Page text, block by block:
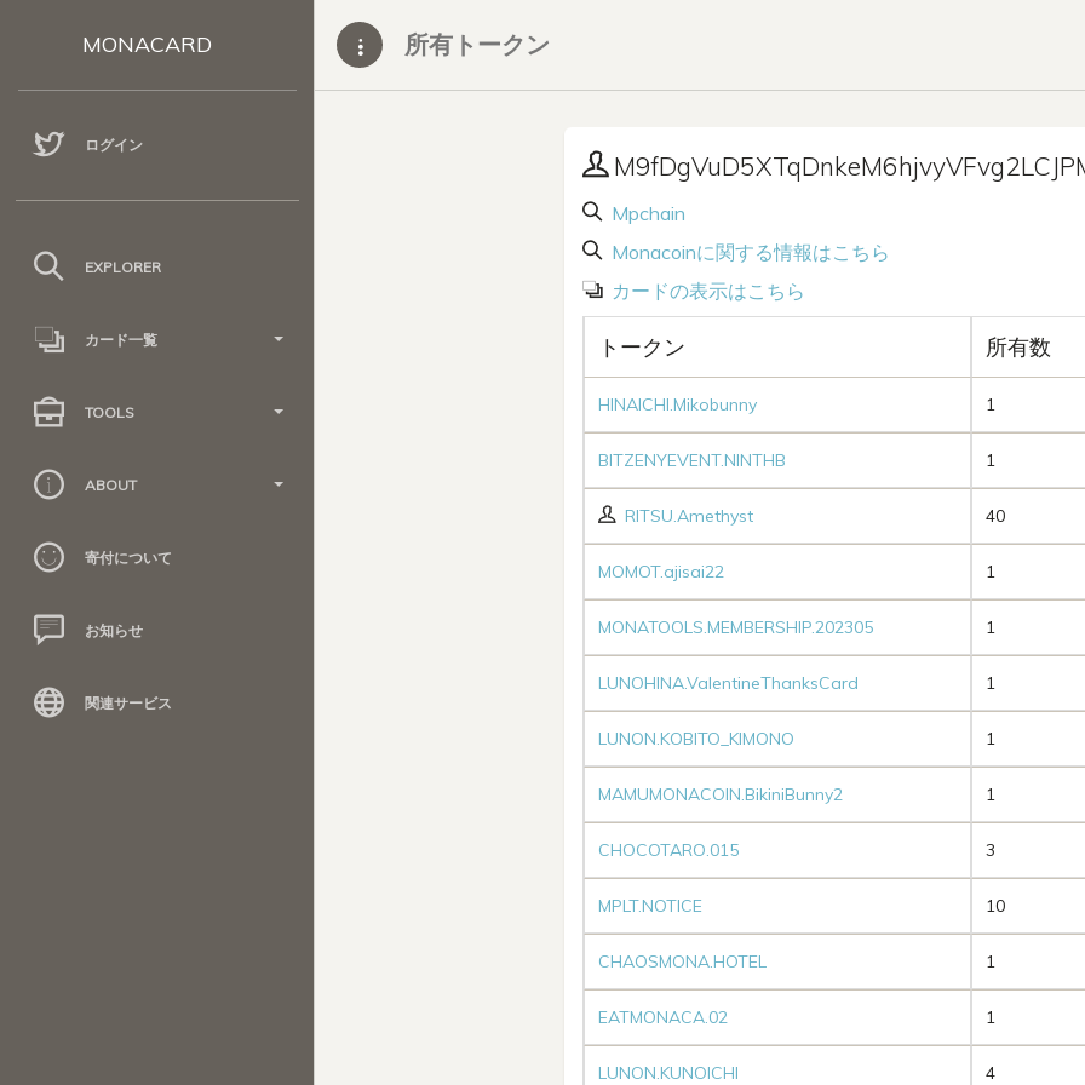
MONACARD
ログイン
EXPLORER
カード一覧
TOOLS
ABOUT
寄付について
お知らせ
関連サービス
所有トークン
Mpchain
Monacoinに関する情報はこちら
カードの表示はこちら
トークン 所有数
HINAICHI.Mikobunny 1
BITZENYEVENT.NINTHB 1
RITSU.Amethyst 40
MOMOT.ajisai22 1
MONATOOLS.MEMBERSHIP.202305 1
LUNOHINA.ValentineThanksCard 1
LUNON.KOBITO_KIMONO 1
MAMUMONACOIN.BikiniBunny2 1
CHOCOTARO.015 3
MPLT.NOTICE 10
CHAOSMONA.HOTEL 1
EATMONACA.02 1
LUNON.KUNOICHI 4